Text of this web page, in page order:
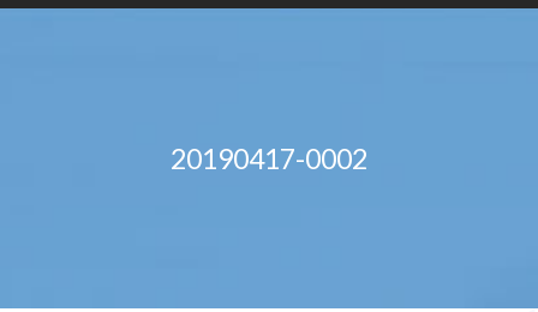
20190417-0002